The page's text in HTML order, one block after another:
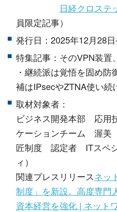
日経クロステ
員限定記事）
発行日：2025年12月28
特集記事：そのVPN装置
・継続派は覚悟を固め
補はIPsecやZTNA使い続
取材対象者：
ビジネス開発本部 応用
ケーションチーム 渥
匠制度 認定者 ITスペ
ィ）
関連プレスリリースネッ
制度」を新設。高度専門
資本経営を強化 | ネット